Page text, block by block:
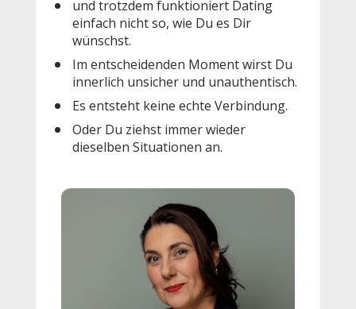
und trotzdem funktioniert Dating
einfach nicht so, wie Du es Dir
wünschst.
Im entscheidenden Moment wirst Du
innerlich unsicher und unauthentisch.
Es entsteht keine echte Verbindung.
Oder Du ziehst immer wieder
dieselben Situationen an.